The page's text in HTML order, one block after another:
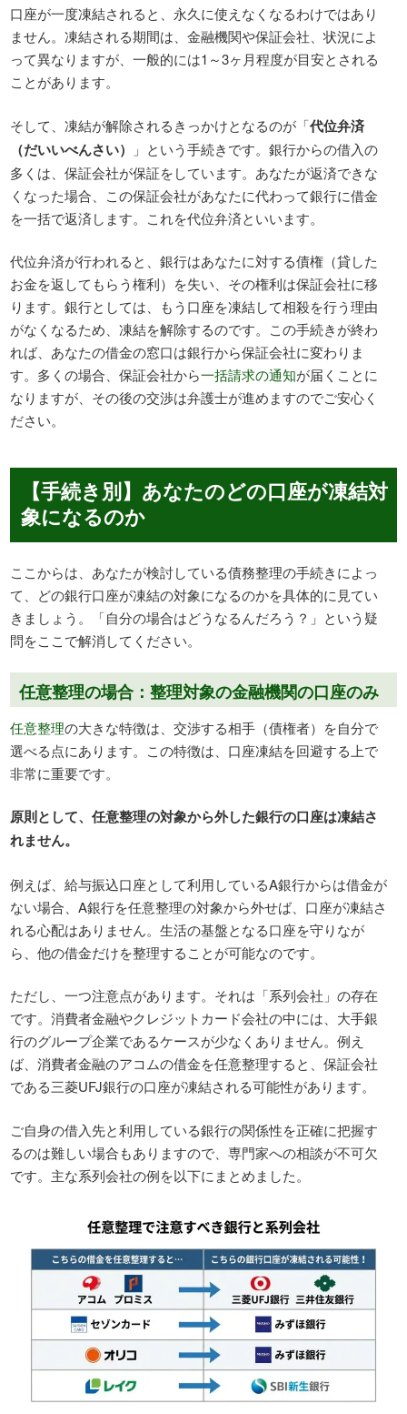
口座が一度凍結されると、永久に使えなくなるわけではあり
ません。凍結される期間は、金融機関や保証会社、状況によ
って異なりますが、一般的には1～3ヶ月程度が目安とされる
ことがあります。
そして、凍結が解除されるきっかけとなるのが「代位弁済
（だいいべんさい）
」という手続きです。銀行からの借入の
多くは、保証会社が保証をしています。あなたが返済できな
くなった場合、この保証会社があなたに代わって銀行に借金
を一括で返済します。これを代位弁済といいます。
代位弁済が行われると、銀行はあなたに対する債権（貸した
お金を返してもらう権利）を失い、その権利は保証会社に移
ります。銀行としては、もう口座を凍結して相殺を行う理由
がなくなるため、凍結を解除するのです。この手続きが終わ
れば、あなたの借金の窓口は銀行から保証会社に変わりま
す。多くの場合、保証会社から一括請求の通知が届くことに
なりますが、その後の交渉は弁護士が進めますのでご安心く
ださい。
【手続き別】あなたのどの口座が凍結対
象になるのか
ここからは、あなたが検討している債務整理の手続きによっ
て、どの銀行口座が凍結の対象になるのかを具体的に見てい
きましょう。「自分の場合はどうなるんだろう？」という疑
問をここで解消してください。
任意整理の場合：整理対象の金融機関の口座のみ
任意整理の大きな特徴は、交渉する相手（債権者）を自分で
選べる点にあります。この特徴は、口座凍結を回避する上で
非常に重要です。
原則として、任意整理の対象から外した銀行の口座は凍結さ
れません。
例えば、給与振込口座として利用しているA銀行からは借金が
ない場合、A銀行を任意整理の対象から外せば、口座が凍結さ
れる心配はありません。生活の基盤となる口座を守りなが
ら、他の借金だけを整理することが可能なのです。
ただし、一つ注意点があります。それは「系列会社」の存在
です。消費者金融やクレジットカード会社の中には、大手銀
行のグループ企業であるケースが少なくありません。例え
ば、消費者金融のアコムの借金を任意整理すると、保証会社
である三菱UFJ銀行の口座が凍結される可能性があります。
ご自身の借入先と利用している銀行の関係性を正確に把握す
るのは難しい場合もありますので、専門家への相談が不可欠
です。主な系列会社の例を以下にまとめました。